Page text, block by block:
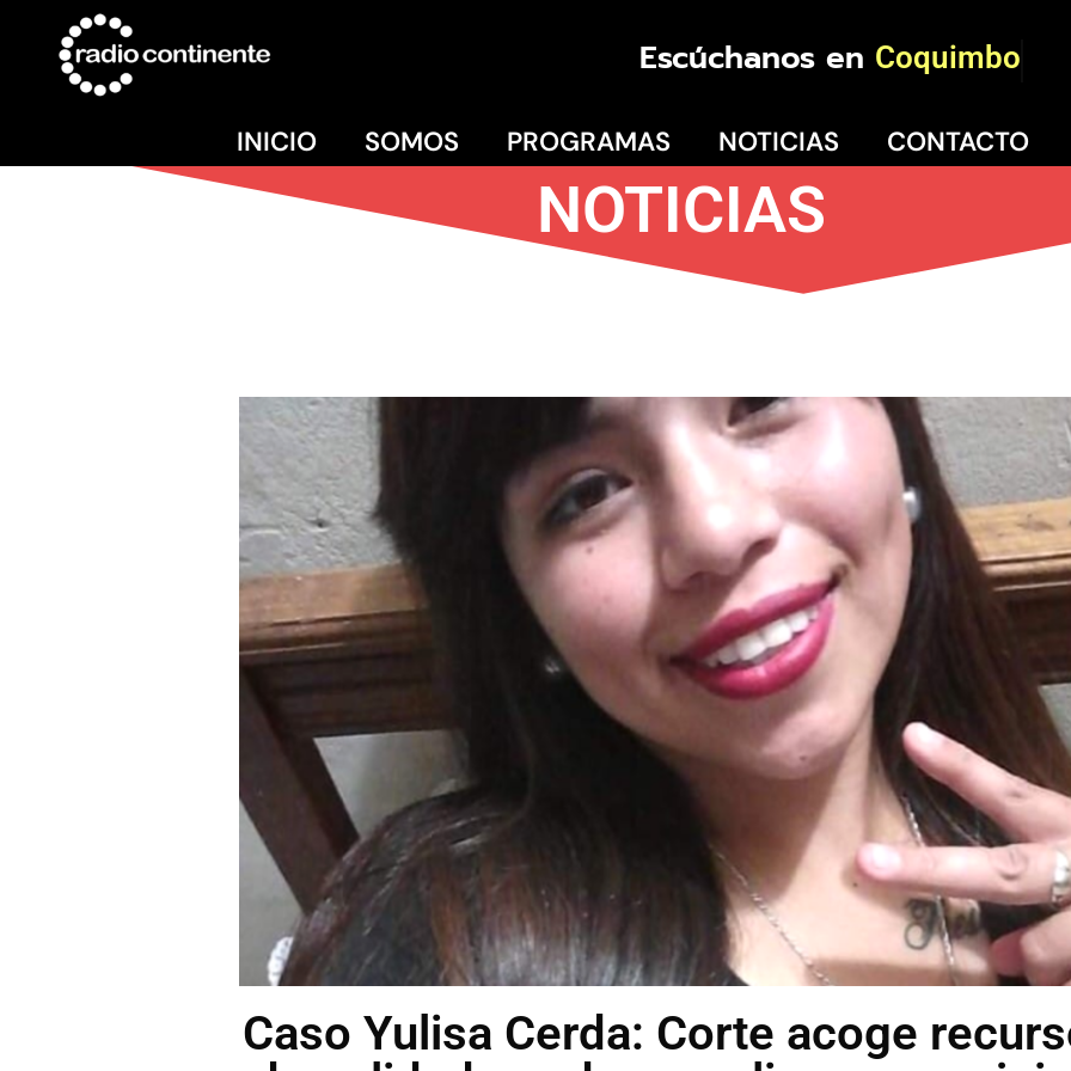
Escúchanos en Coquimbo
INICIO SOMOS PROGRAMAS NOTICIAS CONTACTO
NOTICIAS
Caso Yulisa Cerda: Corte acoge